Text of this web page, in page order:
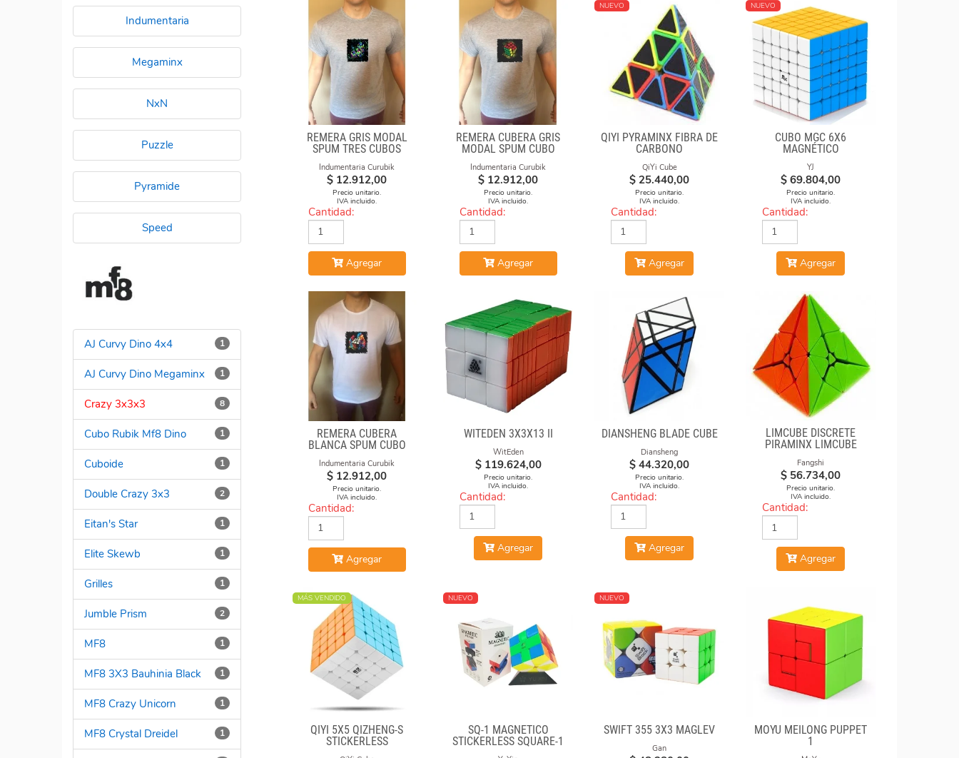
Indumentaria
Megaminx
NxN
Puzzle
Pyramide
Speed
1
AJ Curvy Dino 4x4
1
AJ Curvy Dino Megaminx
8
Crazy 3x3x3
1
Cubo Rubik Mf8 Dino
1
Cuboide
2
Double Crazy 3x3
1
Eitan's Star
1
Elite Skewb
1
Grilles
2
Jumble Prism
1
MF8
1
MF8 3X3 Bauhinia Black
1
MF8 Crazy Unicorn
1
MF8 Crystal Dreidel
REMERA GRIS MODAL
SPUM TRES CUBOS
Indumentaria Curubik
$ 12.912,00
Precio unitario.
IVA incluido.
Cantidad:
Agregar
REMERA CUBERA GRIS
MODAL SPUM CUBO
Indumentaria Curubik
$ 12.912,00
Precio unitario.
IVA incluido.
Cantidad:
Agregar
NUEVO
QIYI PYRAMINX FIBRA DE
CARBONO
QiYi Cube
$ 25.440,00
Precio unitario.
IVA incluido.
Cantidad:
Agregar
NUEVO
CUBO MGC 6X6
MAGNÉTICO
STICKERLESS
YJ
$ 69.804,00
Precio unitario.
IVA incluido.
Cantidad:
Agregar
REMERA CUBERA
BLANCA SPUM CUBO
Indumentaria Curubik
$ 12.912,00
Precio unitario.
IVA incluido.
Cantidad:
Agregar
WITEDEN 3X3X13 II
WitEden
$ 119.624,00
Precio unitario.
IVA incluido.
Cantidad:
Agregar
DIANSHENG BLADE CUBE
Diansheng
$ 44.320,00
Precio unitario.
IVA incluido.
Cantidad:
Agregar
LIMCUBE DISCRETE
PIRAMINX LIMCUBE
Fangshi
$ 56.734,00
Precio unitario.
IVA incluido.
Cantidad:
Agregar
MÁS VENDIDO
QIYI 5X5 QIZHENG-S
STICKERLESS
NUEVO
SQ-1 MAGNÉTICO
STICKERLESS SQUARE-1
NUEVO
SWIFT 355 3X3 MAGLEV
Gan
MOYU MEILONG PUPPET
1